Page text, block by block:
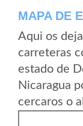
MAPA DE
Aqui os
carreteras
estado de
Nicaragua
cercaros o